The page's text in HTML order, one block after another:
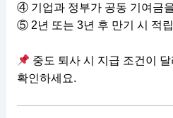
④ 기업과 정부가 공동 기여금
⑤ 2년 또는 3년 후 만기 시 적
중도 퇴사 시 지급 조건이
확인하세요.